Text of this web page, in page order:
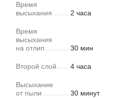
Время
высыхания
2 часа
Время
высыхания
на отлип
30 мин
Второй слой 4 часа
Высыхание
от пыли
30 минут